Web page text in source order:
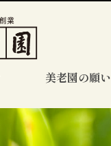
美老園の願い